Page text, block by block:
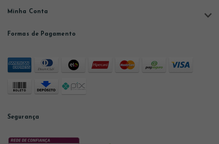
Minha Conta
Formas de Pagamento
Segurança